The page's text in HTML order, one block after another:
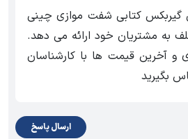
گیربکس کتابی شفت موازی چینی
به مشتریان خود ارائه می دهد.
و آخرین قیمت ها با کارشناسان
بگیرید
ارسال پاسخ